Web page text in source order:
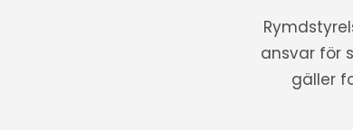
ansvar för
gäller